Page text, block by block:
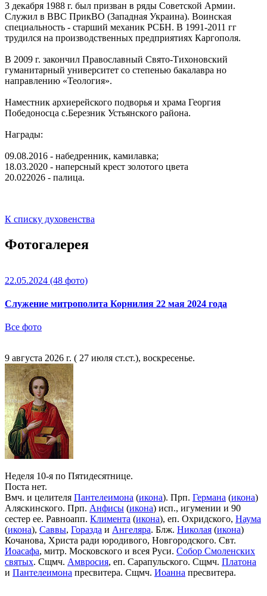
3 декабря 1988 г. был призван в ряды Советской Армии.
Служил в ВВС ПрикВО (Западная Украина). Воинская
специальность - старший механик РСБН. В 1991-2011 гг
трудился на производственных предприятиях Каргополя.
В 2009 г. закончил Православный Свято-Тихоновский
гуманитарный университет со степенью бакалавра но
направлению «Теология».
Наместник архиерейского подворья и храма Георгия
Победоносца с.Березник Устьянского района.
Награды:
09.08.2016 - набедренник, камилавка;
18.03.2020 - наперсный крест золотого цвета
20.022026 - палица.
К списку духовенства
Фотогалерея
22.05.2024 (48 фото)
Служение митрополита Корнилия 22 мая 2024 года
Все фото
9 августа 2026 г. ( 27 июля ст.ст.), воскресенье.
Неделя 10-я по Пятидесятнице.
Поста нет.
Вмч. и целителя Пантелеимона (икона). Прп. Германа (икона)
Аляскинского. Прп. Анфисы (икона) исп., игумении и 90
сестер ее. Равноапп. Климента (икона), еп. Охридского, Наума
(икона), Саввы, Горазда и Ангеляра. Блж. Николая (икона)
Кочанова, Христа ради юродивого, Новгородского. Свт.
Иоасафа, митр. Московского и всея Руси. Собор Смоленских
святых. Сщмч. Амвросия, еп. Сарапульского. Сщмч. Платона
и Пантелеимона пресвитера. Сщмч. Иоанна пресвитера.